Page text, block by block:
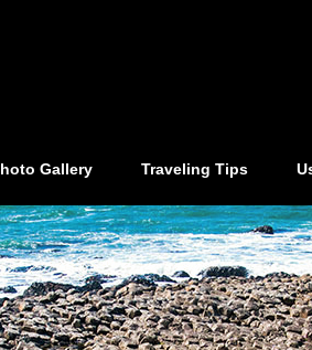
Gallery Traveling Tips